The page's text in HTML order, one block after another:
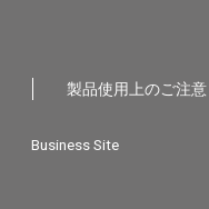
製品使用上のご注意
Business Site